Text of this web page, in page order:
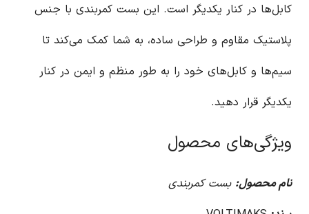
کابل‌ها در کنار یکدیگر است. این بست کمربندی با جنس
پلاستیک مقاوم و طراحی ساده، به شما کمک می‌کند تا
سیم‌ها و کابل‌های خود را به طور منظم و ایمن در کنار
یکدیگر قرار دهید.
ویژگی‌های محصول
نام محصول: بست کمربندی